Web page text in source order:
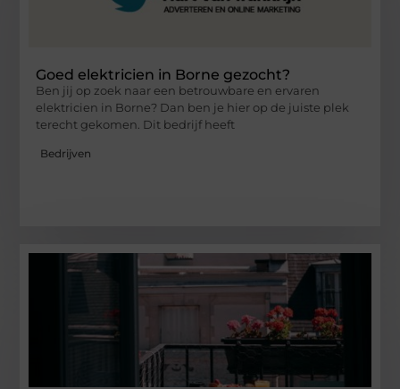
Goed elektricien in Borne gezocht?
Ben jij op zoek naar een betrouwbare en ervaren
elektricien in Borne? Dan ben je hier op de juiste plek
terecht gekomen. Dit bedrijf heeft
Bedrijven